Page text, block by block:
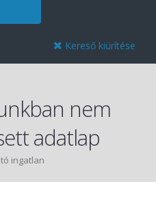
Kereső kiürítése
nem
adatlap
ingatlan